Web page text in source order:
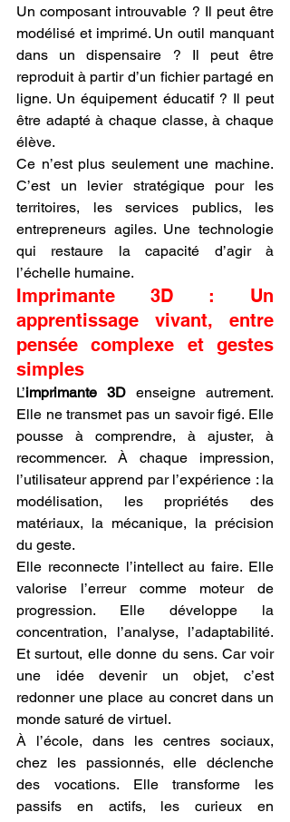
Un composant introuvable ? Il peut être
modélisé et imprimé. Un outil manquant
dans un dispensaire ? Il peut être
reproduit à partir d’un fichier partagé en
ligne. Un équipement éducatif ? Il peut
être adapté à chaque classe, à chaque
élève.
Ce n’est plus seulement une machine.
C’est un levier stratégique pour les
territoires, les services publics, les
entrepreneurs agiles. Une technologie
qui restaure la capacité d’agir à
l’échelle humaine.
Imprimante 3D : Un
apprentissage vivant, entre
pensée complexe et gestes
simples
L’imprimante 3D enseigne autrement.
Elle ne transmet pas un savoir figé. Elle
pousse à comprendre, à ajuster, à
recommencer. À chaque impression,
l’utilisateur apprend par l’expérience : la
modélisation, les propriétés des
matériaux, la mécanique, la précision
du geste.
Elle reconnecte l’intellect au faire. Elle
valorise l’erreur comme moteur de
progression. Elle développe la
concentration, l’analyse, l’adaptabilité.
Et surtout, elle donne du sens. Car voir
une idée devenir un objet, c’est
redonner une place au concret dans un
monde saturé de virtuel.
À l’école, dans les centres sociaux,
chez les passionnés, elle déclenche
des vocations. Elle transforme les
passifs en actifs, les curieux en